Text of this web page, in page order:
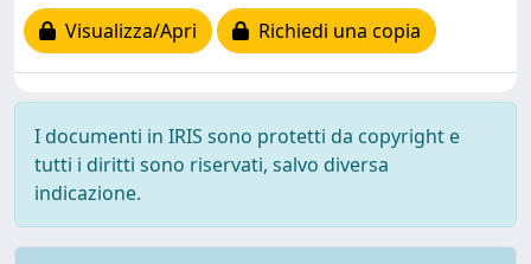
Visualizza/Apri
Richiedi una copia
I documenti in IRIS sono protetti da copyright e
tutti i diritti sono riservati, salvo diversa
indicazione.